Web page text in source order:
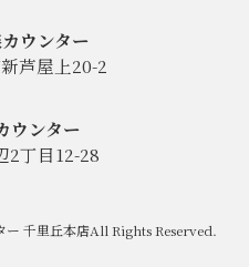
ウンター
芦屋上20-2
ウンター
2丁目12-28
千里丘本店All Rights Reserved.